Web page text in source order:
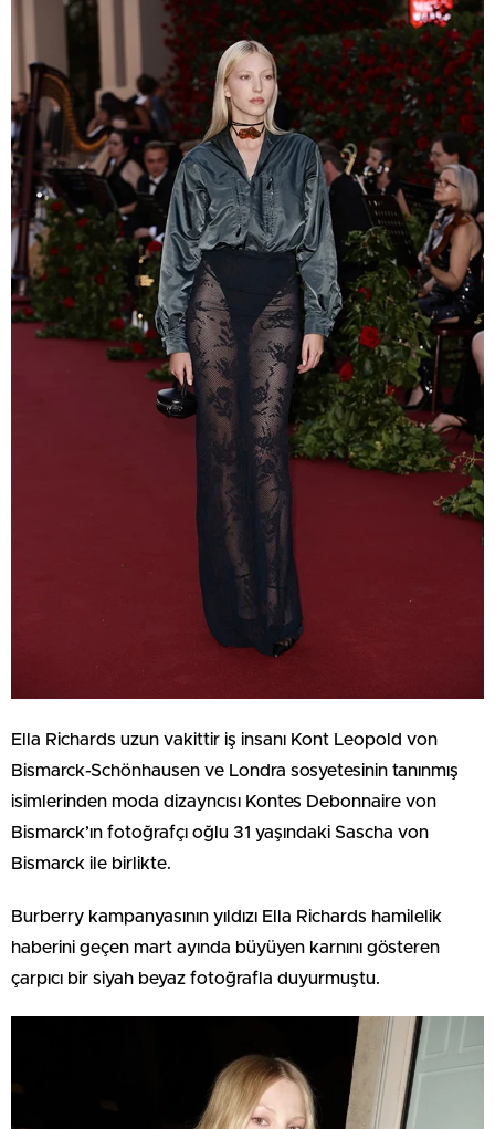
Ella Richards uzun vakittir iş insanı Kont Leopold von
Bismarck-Schönhausen ve Londra sosyetesinin tanınmış
isimlerinden moda dizayncısı Kontes Debonnaire von
Bismarck’ın fotoğrafçı oğlu 31 yaşındaki Sascha von
Bismarck ile birlikte.
Burberry kampanyasının yıldızı Ella Richards hamilelik
haberini geçen mart ayında büyüyen karnını gösteren
çarpıcı bir siyah beyaz fotoğrafla duyurmuştu.